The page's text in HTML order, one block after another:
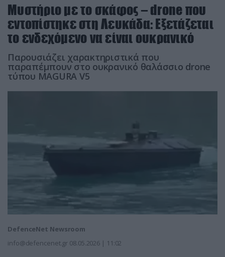
Μυστήριο με το σκάφος – drone που
εντοπίστηκε στη Λευκάδα: Eξετάζεται
το ενδεχόμενο να είναι ουκρανικό
Παρουσιάζει χαρακτηριστικά που
παραπέμπουν στο ουκρανικό θαλάσσιο drone
τύπου MAGURA V5
DefenceNet Newsroom
info@defencenet.gr 08.05.2026 | 11:02